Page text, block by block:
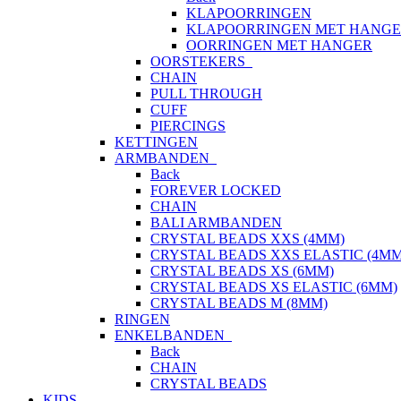
KLAPOORRINGEN
KLAPOORRINGEN MET
OORRINGEN MET HANGER
OORSTEKERS
CHAIN
PULL THROUGH
CUFF
PIERCINGS
KETTINGEN
ARMBANDEN
Back
FOREVER LOCKED
CHAIN
BALI ARMBANDEN
CRYSTAL BEADS XXS (4MM)
CRYSTAL BEADS XXS ELASTIC
CRYSTAL BEADS XS (6MM)
CRYSTAL BEADS XS ELASTIC (6MM)
CRYSTAL BEADS M (8MM)
RINGEN
ENKELBANDEN
Back
CHAIN
CRYSTAL BEADS